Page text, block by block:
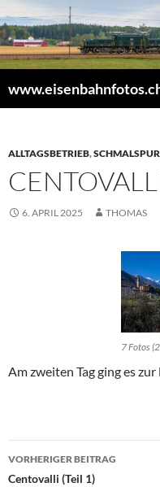
Inhalt
springen
ALLTAGSBETRIEB,SCHMALSPUR
6. APRIL 2025 THOMAS
7 Fotos
Am zweiten Tag ging es
VORHERIGER BEITRAG
Centovalli (Teil 1)